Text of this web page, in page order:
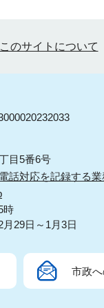
このサイトについて
目5番6号
話対応を記録する
時
29日～1月3日
市政